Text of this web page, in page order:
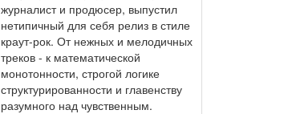
журналист и продюсер, выпустил
нетипичный для себя релиз в стиле
краут-рок. От нежных и мелодичных
треков - к математической
монотонности, строгой логике
структурированности и главенству
разумного над чувственным.